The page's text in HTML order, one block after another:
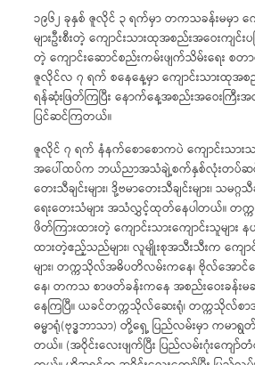
၁၉၆၂ ခုနှစ် ဇူလိုင် ၃ ရက်မှာ တကသခန်းမမှာ ကျ
များဦးစီးတဲ့ ကျောင်းသားထုအစည်းအဝေးကျင်
တဲ့ ကျောင်းဆောင်စည်းကမ်းဖျက်သိမ်းရေး စ
ဇူလိုင်လ ၇ ရက် စနေနေ့မှာ ကျောင်းသားထုအစည်
ရန်ဆုံးဖြတ်ကြပြီး နောက်နေ့အစည်းအဝေးကြီး
ပြင်ဆင်ကြတယ်။
ဇူလိုင် ၇ ရက် နံနက်စောစောကပဲ ကျောင်းသားသ
အပေါ်ထပ်က ဘယ်ညာအသံချဲ့စက်နှစ်လုံးတပ်ဆ
တေးသီချင်းများ၊ ဒို့ဗမာတေးသီချင်းများ၊ သမဂ္ဂသီချ
ရေးတေးသံများ အသံလွှင့်ထုတ်နေပါတယ်။ တ
ဖိတ်ကြားထားတဲ့ ကျောင်းသားကျောင်းသူမျာ
ထားတဲ့ဧည့်သည်များ၊ လူမျိုးစုအသီးသီးက ကျေ
များ၊ တက္ကသိုလ်အဓိပတိလမ်းကနေ၊ ဗိုလ်အော
နေ၊ တကသ စာဖတ်ခန်းကနေ အစည်းဝေးခန်း
နေကြပြီ။ ယခင်တက္ကသိုလ်ဆေးရုံ၊ တက္ကသိုလ်စ
ဓမ္မာရုံ(ဗုဒ္ဓဘာသာ) တို့ရှေ့ ပြည်လမ်းမှာ ကမာ
တယ်။ (အဝိုင်းလေးဖျက်ပြီး ပြည်လမ်းဂုံးကျေ